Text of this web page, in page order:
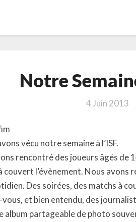
l’ISF
Notre
4 Juin 2013
vécu notre semaine à l’ISF.
rencontré des joueurs âgés de
couvert l’évènement. Nous avons
Des soirées, des matchs à
et bien entendu, des
album partageable de photo